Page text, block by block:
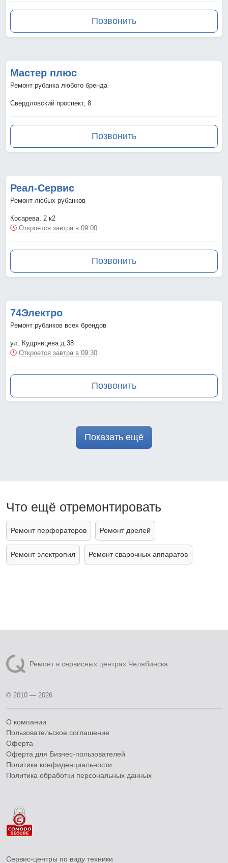
Позвонить
Мастер плюс
Ремонт рубанка любого бренда
Свердловский проспект, 8
Позвонить
Реал-Сервис
Ремонт любых рубанков
Косарева, 2 к2
Откроется завтра в 09:00
Позвонить
74Электро
Ремонт рубанков всех брендов
ул. Кудрявцева д.38
Откроется завтра в 09:30
Позвонить
Показать ещё
Что ещё отремонтировать
Ремонт перфораторов Ремонт дрелей
Ремонт электропил Ремонт сварочных аппаратов
Ремонт в сервисных центрах Челябинска
© 2010 — 2026
О компании
Пользовательское соглашение
Оферта
Оферта для Бизнес-пользователей
Политика конфиденциальности
Политика обработки персональных данных
Сервис-центры по виду техники